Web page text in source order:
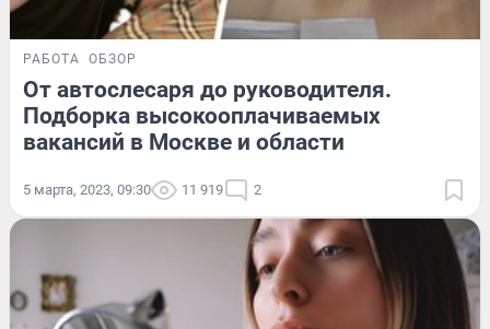
РАБОТА ОБЗОР
От автослесаря до руководителя.
Подборка высокооплачиваемых
вакансий в Москве и области
5 марта, 2023, 09:30 11 919 2